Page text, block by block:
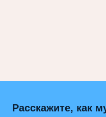
Расскажите, как